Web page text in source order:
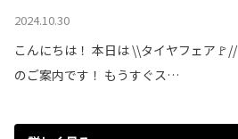
2024.10.30
こんにちは！ 本日は \\タイヤフェア🚩//
のご案内です！ もうすぐス…